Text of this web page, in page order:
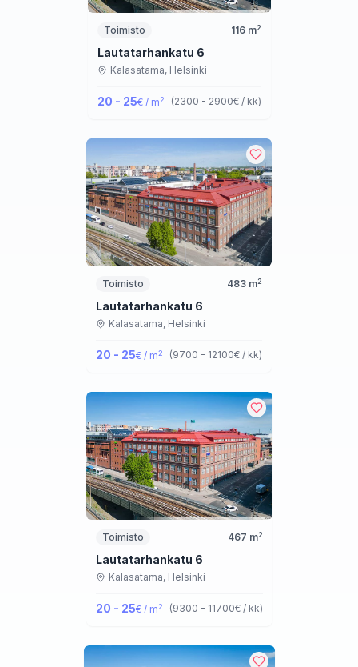
Toimisto 116m2
Lautatarhankatu 6
Kalasatama, Helsinki
20 - 25€ / m2 (2300 - 2900€ / kk)
Toimisto 483 m2
Lautatarhankatu 6
Kalasatama, Helsinki
20 - 25€ / m2 (9700 - 12100€ / kk)
Toimisto 467 m2
Lautatarhankatu 6
Kalasatama, Helsinki
20 - 25€ / m2 (9300 - 11700€ / kk)